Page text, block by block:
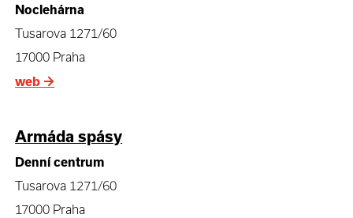
Noclehárna
Tusarova 1271/60
17000 Praha
web →
Armáda spásy
Denní centrum
Tusarova 1271/60
17000 Praha